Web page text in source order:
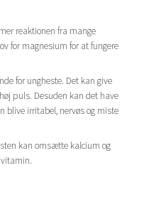
reaktionen fra mange
for magnesium for at fungere
for ungheste. Det kan give
puls. Desuden kan det have
blive irritabel, nervøs og miste
kan omsætte kalcium og
vitamin.